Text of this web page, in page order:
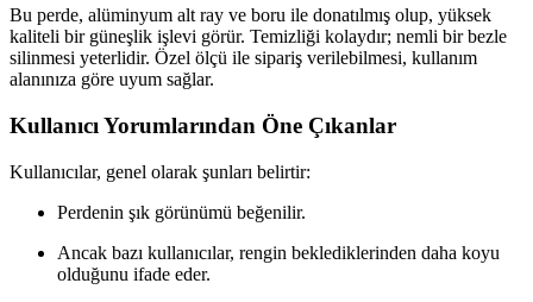
Bu perde, alüminyum alt ray ve boru ile donatılmış olup, yüksek
kaliteli bir güneşlik işlevi görür. Temizliği kolaydır; nemli bir bezle
silinmesi yeterlidir. Özel ölçü ile sipariş verilebilmesi, kullanım
alanınıza göre uyum sağlar.
Kullanıcı Yorumlarından Öne Çıkanlar
Kullanıcılar, genel olarak şunları belirtir:
Perdenin şık görünümü beğenilir.
Ancak bazı kullanıcılar, rengin beklediklerinden daha koyu
olduğunu ifade eder.